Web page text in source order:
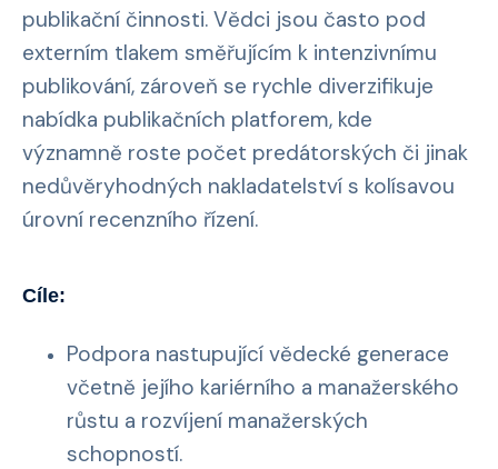
publikační činnosti. Vědci jsou často pod
externím tlakem směřujícím k intenzivnímu
publikování, zároveň se rychle diverzifikuje
nabídka publikačních platforem, kde
významně roste počet predátorských či jinak
nedůvěryhodných nakladatelství s kolísavou
úrovní recenzního řízení.
Cíle:
Podpora nastupující vědecké generace
včetně jejího kariérního a manažerského
růstu a rozvíjení manažerských
schopností.